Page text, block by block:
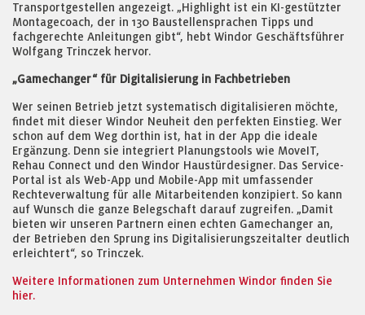
Transportgestellen angezeigt. „Highlight ist ein KI-gestützter
Montagecoach, der in 130 Baustellensprachen Tipps und
fachgerechte Anleitungen gibt“, hebt Windor Geschäftsführer
Wolfgang Trinczek hervor.
„Gamechanger“ für Digitalisierung in Fachbetrieben
Wer seinen Betrieb jetzt systematisch digitalisieren möchte,
findet mit dieser Windor Neuheit den perfekten Einstieg. Wer
schon auf dem Weg dorthin ist, hat in der App die ideale
Ergänzung. Denn sie integriert Planungstools wie MoveIT,
Rehau Connect und den Windor Haustürdesigner. Das Service-
Portal ist als Web-App und Mobile-App mit umfassender
Rechteverwaltung für alle Mitarbeitenden konzipiert. So kann
auf Wunsch die ganze Belegschaft darauf zugreifen. „Damit
bieten wir unseren Partnern einen echten Gamechanger an,
der Betrieben den Sprung ins Digitalisierungszeitalter deutlich
erleichtert“, so Trinczek.
Weitere Informationen zum Unternehmen Windor finden Sie
hier.